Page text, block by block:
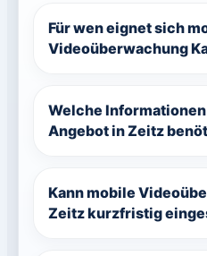
Für wen eignet sich
Videoüberwachung
Welche
Angebot in Zeitz
Kann mobile
Zeitz kurzfristig